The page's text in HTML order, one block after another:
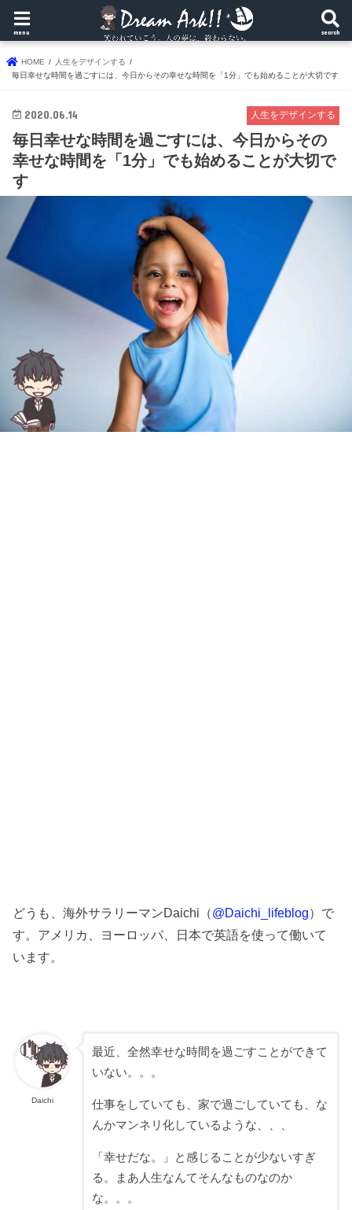
search
menu
HOME
人生をデザインする
毎日幸せな時間を過ごすには、今日からその幸せな時間を「1分」でも始めることが大切です
人生をデザインする
2020.06.14
毎日幸せな時間を過ごすには、今日からその
幸せな時間を「1分」でも始めることが大切で
す
どうも、海外サラリーマンDaichi（@Daichi_lifeblog）で
す。アメリカ、ヨーロッパ、日本で英語を使って働いて
います。
Daichi
最近、全然幸せな時間を過ごすことができて
いない。。。
仕事をしていても、家で過ごしていても、な
んかマンネリ化しているような、、、
「幸せだな。」と感じることが少ないすぎ
る。まあ人生なんてそんなものなのか
な。。。